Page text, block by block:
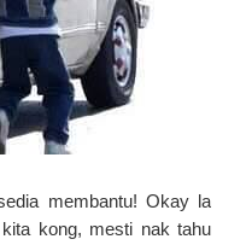
membantu! Okay la
kong, mesti nak tahu